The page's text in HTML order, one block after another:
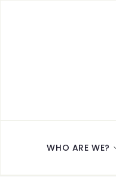
WHO ARE WE?